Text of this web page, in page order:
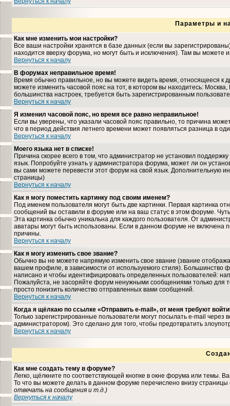
Параметры и
Как мне изменить мои настройки?
Все ваши настройки хранятся в базе данных (если вы
находится вверху форума, но могут быть и исключения). Там вы можете
Вернуться к началу
В форумах неправильное время!
Время обычно правильное, но вы можете видеть время, относящееся к
можете изменить часовой пояс на тот, в котором вы находитесь:
большинства настроек, требуется быть зарегистрированным
Вернуться к началу
Я изменил часовой пояс, но время все равно неправильное!
Если вы уверены, что указали часовой пояс правильно, то причина
что в период действия летнего времени может появляться разница в
Вернуться к началу
Моего языка нет в списке!
Причина скорее всего в том, что администратор не установил
язык. Попробуйте узнать у администратора форума, может ли он
вы сами можете перевести этот форум на свой язык. Дополнительную
страницы)
Вернуться к началу
Как я могу поместить картинку под своим именем?
Под именем пользователя могут быть две картинки. Первая картинка
сообщений вы оставили в форуме или на ваш статус в этом форуме.
Эта картинка обычно уникальна для каждого пользователя. От
аватары могут быть использованы. Если в данном форуме не включена
причины.
Вернуться к началу
Как я могу изменить свое звание?
Обычно вы не можете напрямую изменить свое звание (звание
вашем профиле, в зависимости от используемого стиля). Большинство
написано и чтобы идентифицировать определенных пользователей:
Пожалуйста, не засоряйте форум ненужными сообщениями только для
просто понизить количество отправленных вами сообщений.
Вернуться к началу
Когда я щёлкаю по ссылке «Отправить e-mail», от меня требуют
Только зарегистрированные пользователи могут посылать e-mail
администратором). Это сделано для того, чтобы предотвратить
Вернуться к началу
Как мне создать тему в форуме?
Легко, щёлкните по соответствующей кнопке в окне форума или темы.
То что вы можете делать в данном форуме перечислено внизу
отвечать на сообщения и т.д.)
Вернуться к началу